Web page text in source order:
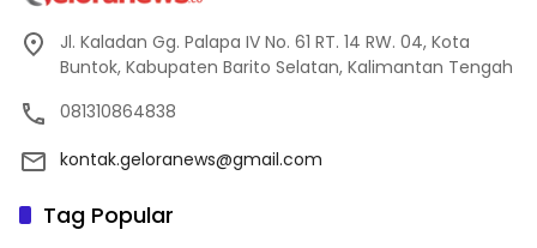
Jl. Kaladan Gg. Palapa IV No. 61 RT. 14 RW. 04, Kota
Buntok, Kabupaten Barito Selatan, Kalimantan Tengah
081310864838
kontak.geloranews@gmail.com
Tag Popular